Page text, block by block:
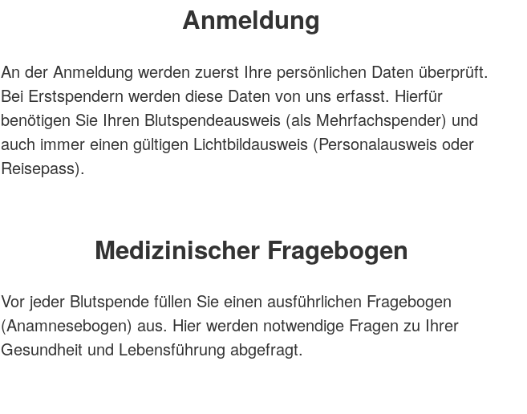
Anmeldung
An der Anmeldung werden zuerst Ihre persönlichen Daten überprüft.
Bei Erstspendern werden diese Daten von uns erfasst. Hierfür
benötigen Sie Ihren Blutspendeausweis (als Mehrfachspender) und
auch immer einen gültigen Lichtbildausweis (Personalausweis oder
Reisepass).
Medizinischer Fragebogen
Vor jeder Blutspende füllen Sie einen ausführlichen Fragebogen
(Anamnesebogen) aus. Hier werden notwendige Fragen zu Ihrer
Gesundheit und Lebensführung abgefragt.